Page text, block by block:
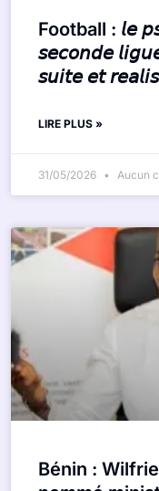
Football : 𝘭𝘦
𝘴𝘦𝘤𝘰𝘯𝘥𝘦
𝘴𝘶𝘪𝘵𝘦 𝘦𝘵
LIRE PLUS »
31/05/2026 Aucun
Bénin :